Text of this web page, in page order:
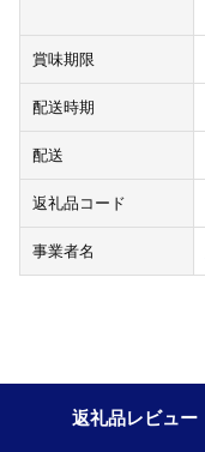
賞味期限
配送時期
配送
返礼品コード
事業者名
返礼品レビュー